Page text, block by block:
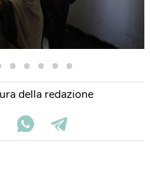
della redazione